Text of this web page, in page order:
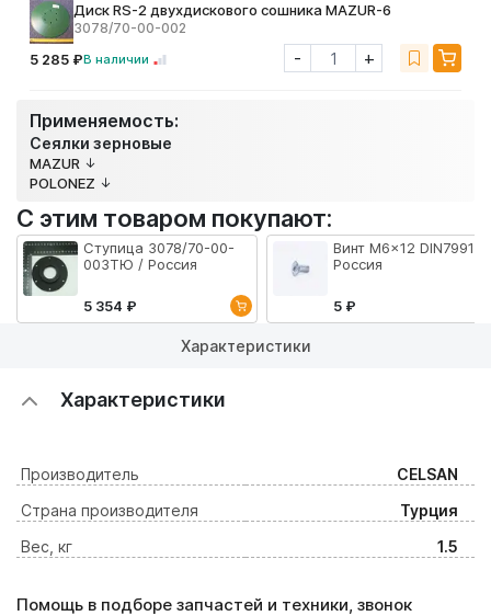
Диск RS-2 двухдискового сошника MAZUR-6
3078/70-00-002
5 285 ₽В наличии - +
Применяемость:
Сеялки зерновые
MAZUR
POLONEZ
С этим товаром покупают:
Ступица 3078/70-00-
003ТЮ / Россия
5 354 ₽
Винт M6x12 DIN7991 /
Россия
5 ₽
Характеристики
Характеристики
Производитель
CELSAN
Страна производителя
Турция
Вес, кг
1.5
Помощь в подборе запчастей и техники, звонок